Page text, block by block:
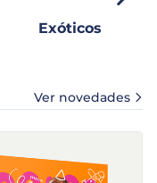
Exóticos
Ver novedades